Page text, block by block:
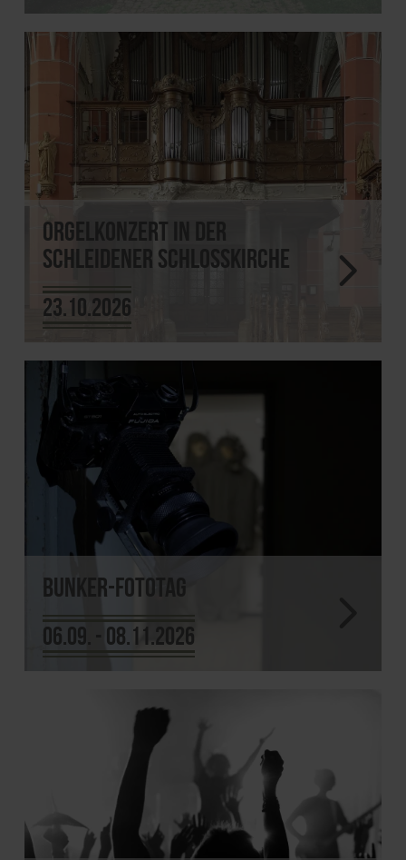
Orgelkonzert in der
Schleidener Schlosskirche
23.10.2026
Bunker-Fototag
06.09. - 08.11.2026